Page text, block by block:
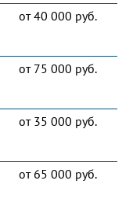
от 40 000 руб.
от 75 000 руб.
от 35 000 руб.
от 65 000 руб.